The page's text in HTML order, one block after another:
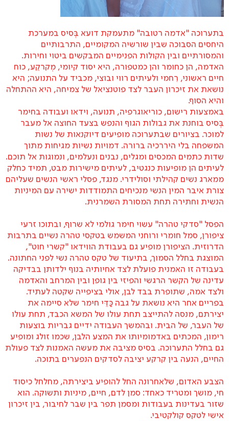
בתערוכה "אדמה רטובה" מתעמקת דועא בְּסיס במערכת
היחסים הסבוכה שבין שורשיה המקומיים, התרבותיים
והמסורתיים ובין הקולות הפנימיים המבקשים ביטוי וחירות.
האדמה, הן כחומר והן כמטפורה, היא יסוד קיומי, מְקרקֵע, כוח
חיים ראשוני, רִחמי ולעיתים רווי ובוצי, מכביד על התנועה; היא
נושאת את זיכרון העבר לצד פוטנציאל של צמיחה, היא ההתחלה
והיא הסוף.
באמצעות רישום, כוריאוגרפיה, תנועה, וידאו ועבודה בחימר
בְּסיס בוחנת את גבולות הגוף והנפש בצעד החוצה אל מעבר
למוכר. בציורים שבתערוכה מופיעים דיוקנאות של נשות
המשפחה בלי היררכיה ברורה. דמויות נשיות מגיחות מתוך
שדות כתמים המכסים ומגלים, נבנים ונעלמים, ונמוגות אל תוכם.
לעיתים הן מופיעות כנגטיב, לעיתים מישירות מבט, תמיד כחלק
ממארג נשים קהילתי וסולידרי. מנגד, פסלי ראשי הנשים שעליהם
צורת איבר המין הנשי מנכיחים התמודדות ישירה עם המיניות
הנשית וחתירה תחת המסורת השמרנית.
הפסל "סדקי טהרה" עשוי חימר גולמי לא שרוף, ובתוכו זרעי
ציפורן, סמל חומרי ורוחני המשמש בטקסי טהרה נשיים בתרבות
הדרוזית. הציפורן מופיע גם בעבודת הווידאו "קשרי חוט",
המוצגת בחלל הסמוך, בתיעוד של טקס טהרה נשי לפני החתונה.
בעבודה זו האמנית פועלת לצד אחיותיה בנוף ילדותן בבדיקה
עדינה של הקשר הרגשי והפיזי בין גופן ובין המרחב והאדמה
ולצד אמהּ, שתופרת בבד לבן, אולי בציפייה שקטה לעתיד.
בפריים אחר היא נושאת על גבה כַּדֵּי חימר שלא סיימה את
יצירתם, מנסה להתייצב תחת עולו של המשא הכבד, תחת עולו
של העבר, של הבית. ובהמשך העבודה ידיים גבריות בוצעות
רימון, המכתים באדמומיותו את המצע הלבן, שכמו זולג ומופיע
גם בחלל התערוכה. בסיס מציבה את מעשה האמנות לצד פעולת
החיים, הנעה בין קרקע יציבה לסדקים הנפערים בתוכה.
הצבע האדום, שלאחרונה החל להופיע ביצירתה, מחלחל כיסוד
חי, מושך ומטריד כאחד: סמן לדם, חיים, מיניות ותשוקה. הוא
שזור בעדינות בעבודות ומסמן תפר בין שבר לחיבור, בין זיכרון
אישי לטקס קולקטיבי.